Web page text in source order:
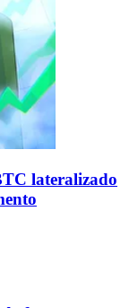
lateralizado